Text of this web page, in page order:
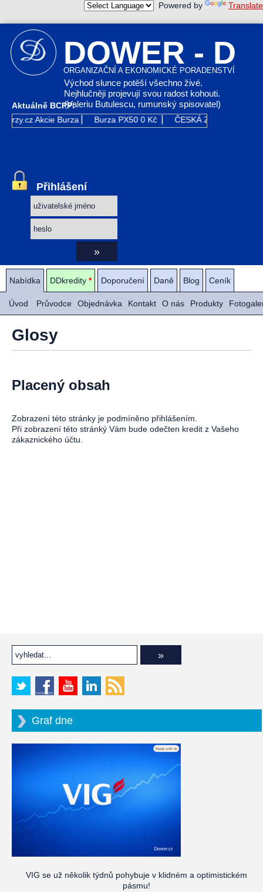
Powered by Translate
DOWER - D
ORGANIZAČNÍ A EKONOMICKÉ PORADENSTVÍ
Východ slunce potěší všechno živé.
Nejhlučněji projevují svou radost kohouti.
(Valeriu Butulescu, rumunský spisovatel)
Aktuálně BCPP:
Akcie Burza Burza PX50 0 Kč ČESKÁ ZBROJOVKA GR
Přihlášení
Nabídka DDkredity * Doporučení Daně Blog Ceník
Úvod Průvodce Objednávka Kontakt O nás Produkty
Glosy
Placený obsah
Zobrazení této stránky je podmíněno přihlášením.
Při zobrazení této stránký Vám bude odečten kredit z Vašeho
zákaznického účtu.
Graf dne
VIG se už několik týdnů pohybuje v klidném a optimistickém
pásmu!